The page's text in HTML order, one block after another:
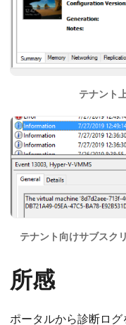
テナント
テナント向けサブスク
所感
ポータルから診断ロ